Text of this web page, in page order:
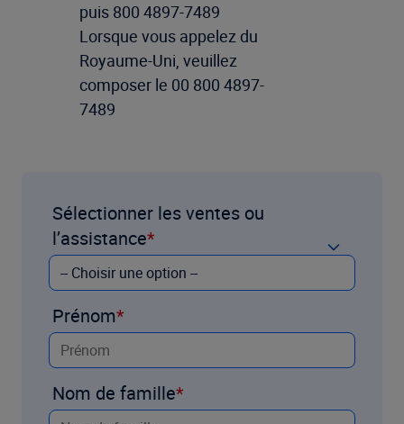
puis 800 4897-7489
Lorsque vous appelez du
Royaume-Uni, veuillez
composer le 00 800 4897-
7489
Sélectionner les ventes ou
l’assistance
Prénom
Nom de famille